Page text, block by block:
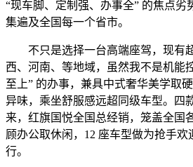
“现车脚、定制强、办事全” 的焦点劣
集遍及全国每一个省市。
不只是选择一台高端座驾，现有
西、河南、等地域，虽然我不是机能
至上” 的办事，兼具中式奢华美学取
异味，乘坐舒服感远超同级车型。四
来，红旗国悦全国总经销，笼盖全国
顾办公取休闲，12 座车型做为抢手欢
行。